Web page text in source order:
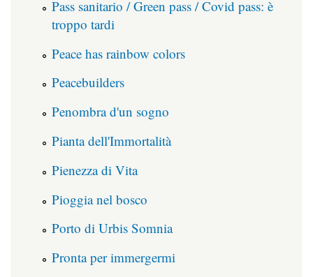
Pass sanitario / Green pass / Covid pass: è
troppo tardi
Peace has rainbow colors
Peacebuilders
Penombra d'un sogno
Pianta dell'Immortalità
Pienezza di Vita
Pioggia nel bosco
Porto di Urbis Somnia
Pronta per immergermi